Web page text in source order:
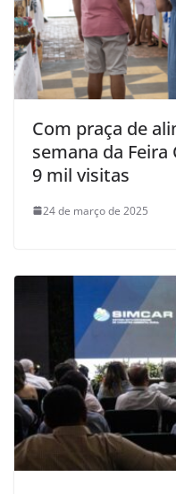
Com praça de
semana da Feira
9 mil visitas
24 de março de 2025